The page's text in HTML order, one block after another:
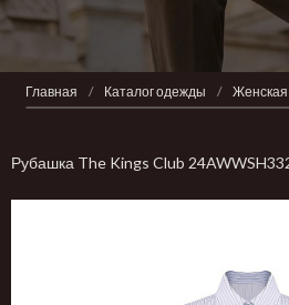
Главная / Каталог одежды /
Рубашка The Kings Club